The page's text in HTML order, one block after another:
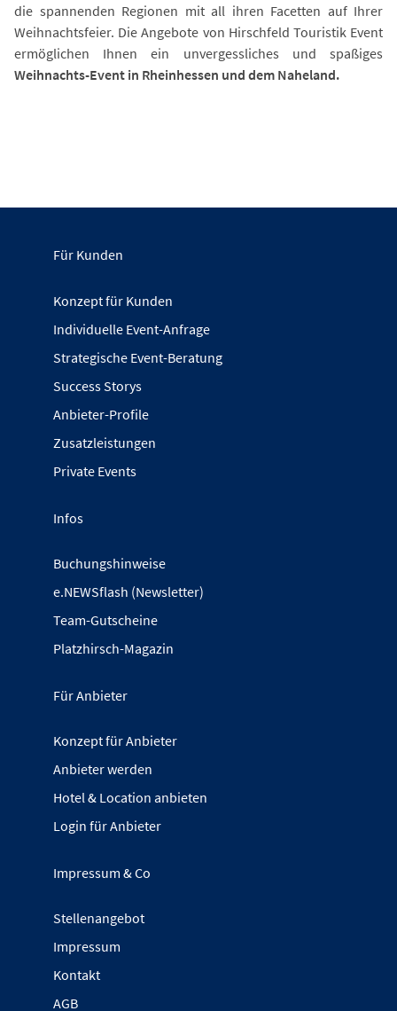
die spannenden Regionen mit all ihren Facetten auf Ihrer
Weihnachtsfeier. Die Angebote von Hirschfeld Touristik Event
ermöglichen Ihnen ein unvergessliches und spaßiges
Weihnachts-Event in Rheinhessen und dem Naheland.
Für Kunden
Konzept für Kunden
Individuelle Event-Anfrage
Strategische Event-Beratung
Success Storys
Anbieter-Profile
Zusatzleistungen
Private Events
Infos
Buchungshinweise
e.NEWSflash (Newsletter)
Team-Gutscheine
Platzhirsch-Magazin
Für Anbieter
Konzept für Anbieter
Anbieter werden
Hotel & Location anbieten
Login für Anbieter
Impressum & Co
Stellenangebot
Impressum
Kontakt
AGB